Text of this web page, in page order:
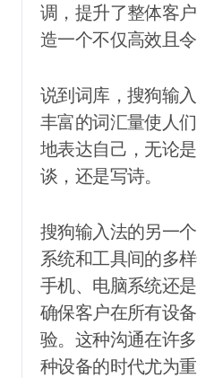
调，提升了整体客
造一个不仅高效且
说到词库，搜狗输
丰富的词汇量使人
地表达自己，无论
谈，还是写诗。
搜狗输入法的另一
系统和工具间的多
手机、电脑系统还
确保客户在所有设
验。这种沟通在许
种设备的时代尤为